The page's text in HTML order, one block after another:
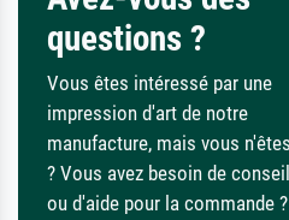
questions ?
Vous êtes intéressé par une
impression d'art de notre
manufacture, mais vous
? Vous avez besoin de
ou d'aide pour la commande ?